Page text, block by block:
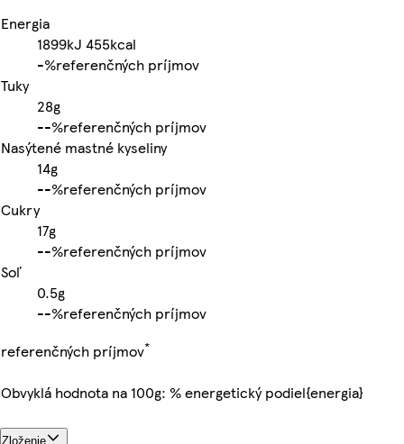
Energia
1899kJ 455kcal
-%referenčných príjmov
Tuky
28g
--%referenčných príjmov
Nasýtené mastné kyseliny
14g
--%referenčných príjmov
Cukry
17g
--%referenčných príjmov
Soľ
0.5g
--%referenčných príjmov
referenčných príjmov*
Obvyklá hodnota na 100g: % energetický podiel{energia}
Zloženie